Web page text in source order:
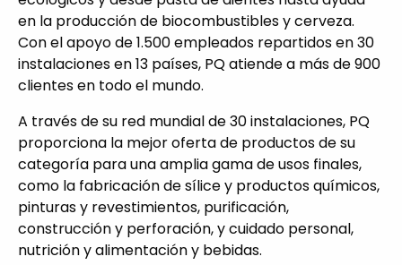
en la producción de biocombustibles y cerveza.
Con el apoyo de 1.500 empleados repartidos en 30
instalaciones en 13 países, PQ atiende a más de 900
clientes en todo el mundo.
A través de su red mundial de 30 instalaciones, PQ
proporciona la mejor oferta de productos de su
categoría para una amplia gama de usos finales,
como la fabricación de sílice y productos químicos,
pinturas y revestimientos, purificación,
construcción y perforación, y cuidado personal,
nutrición y alimentación y bebidas.